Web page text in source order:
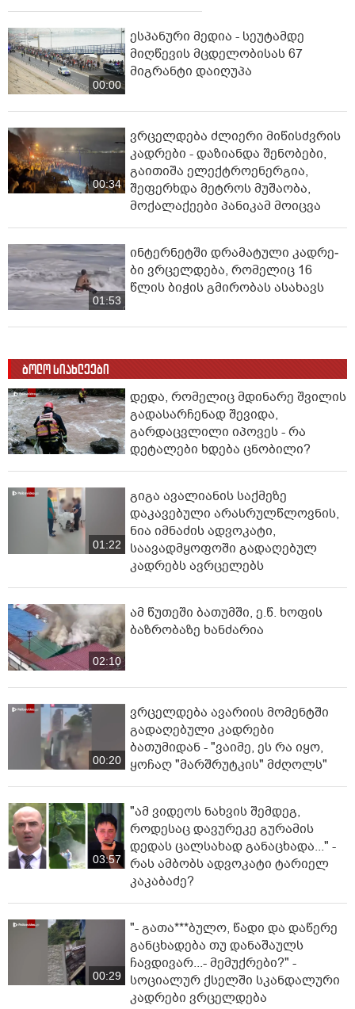
00:00
ესპანური მედია - სეუტამდე
მიღწევის მცდელობისას 67
მიგრანტი დაიღუპა
00:34
ვრცელდება ძლიერი მიწისძვრის
კადრები - დაზიანდა შენობები,
გაითიშა ელექტროენერგია,
შეფერხდა მეტროს მუშაობა,
მოქალაქეები პანიკამ მოიცვა
01:53
ინ­ტერ­ნეტ­ში დრა­მა­ტუ­ლი კად­რე­
ბი ვრცელდება, რომელიც 16
წლის ბიჭის გმირობას ასახავს
ბოლო სიახლეები
დედა, რომელიც მდინარე შვილის
გადასარჩენად შევიდა,
გარდაცვლილი იპოვეს - რა
დეტალები ხდება ცნობილი?
01:22
გიგა ავალიანის საქმეზე
დაკავებული არასრულწლოვნის,
ნია იმნაძის ადვოკატი,
საავადმყოფოში გადაღებულ
კადრებს ავრცელებს
02:10
ამ წუთეში ბათუმში, ე.წ. ხოფის
ბაზრობაზე ხანძარია
00:20
ვრცელდება ავარიის მომენტში
გადაღებული კადრები
ბათუმიდან - "ვაიმე, ეს რა იყო,
ყოჩაღ "მარშრუტკის" მძღოლს"
03:57
"ამ ვიდეოს ნახვის შემდეგ,
როდესაც დავურეკე გურამის
დედას ცალსახად განაცხადა..." -
რას ამბობს ადვოკატი ტარიელ
კაკაბაძე?
00:29
"- გათა***ბულო, წადი და დაწერე
განცხადება თუ დანაშაულს
ჩავდივარ...- მემუქრები?" -
სოციალურ ქსელში სკანდალური
კადრები ვრცელდება